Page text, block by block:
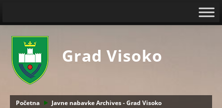
Grad Visoko
Početna Javne nabavke Archives - Grad Visoko